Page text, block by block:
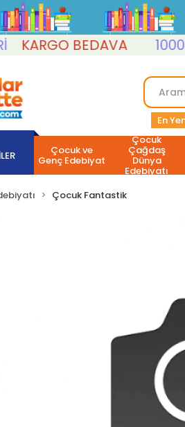
BEDAVA 1000 TL
En
Çocuk ve
Genç Edebiyat
Çocuk
Çağdaş
Dünya
Edebiyatı
Çocuk Fantastik